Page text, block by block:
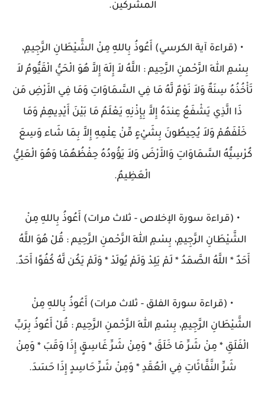
المشركين.
• (قراءة آية الكرسي) أَعُوذُ بِاللهِ مِنْ الشَّيْطَانِ الرَّجِيمِ،
بِسْمِ اللهِ الرَّحْمنِ الرَّحِيم : اللَّهُ لاَ إِلَهَ إِلاَّ هُوَ الْحَيُّ الْقَيُّومُ لاَ
تَأْخُذُهُ سِنَةٌ وَلاَ نَوْمٌ لَّهُ مَا فِي السَّمَاوَاتِ وَمَا فِي الأَرْضِ مَن
ذَا الَّذِي يَشْفَعُ عِندَهُ إِلاَّ بِإِذْنِهِ يَعْلَمُ مَا بَيْنَ أَيْدِيهِمْ وَمَا
خَلْفَهُمْ وَلاَ يُحِيطُونَ بِشَيْءٍ مِّنْ عِلْمِهِ إِلاَّ بِمَا شَاء وَسِعَ
كُرْسِيُّهُ السَّمَاوَاتِ وَالأَرْضَ وَلاَ يَؤُودُهُ حِفْظُهُمَا وَهُوَ الْعَلِيُّ
الْعَظِيمُ.
• (قراءة سورة الإخلاص - ثلاث مرات) أَعُوذُ بِاللهِ مِنْ
الشَّيْطَانِ الرَّجِيمِ، بِسْمِ اللهِ الرَّحْمنِ الرَّحِيم : قُلْ هُوَ اللَّهُ
أَحَدٌ * اللَّهُ الصَّمَدُ * لَمْ يَلِدْ وَلَمْ يُولَدْ * وَلَمْ يَكُن لَّهُ كُفُوًا أَحَدٌ.
• (قراءة سورة الفلق - ثلاث مرات) أَعُوذُ بِاللهِ مِنْ
الشَّيْطَانِ الرَّجِيمِ، بِسْمِ اللهِ الرَّحْمنِ الرَّحِيم : قُلْ أَعُوذُ بِرَبِّ
الْفَلَقِ * مِنْ شَرِّ مَا خَلَقَ * وَمِنْ شَرِّ غَاسِقٍ إِذَا وَقَبَ * وَمِنْ
شَرِّ النَّفَّاثَاتِ فِي الْعُقَدِ * وَمِنْ شَرِّ حَاسِدٍ إِذَا حَسَدَ.